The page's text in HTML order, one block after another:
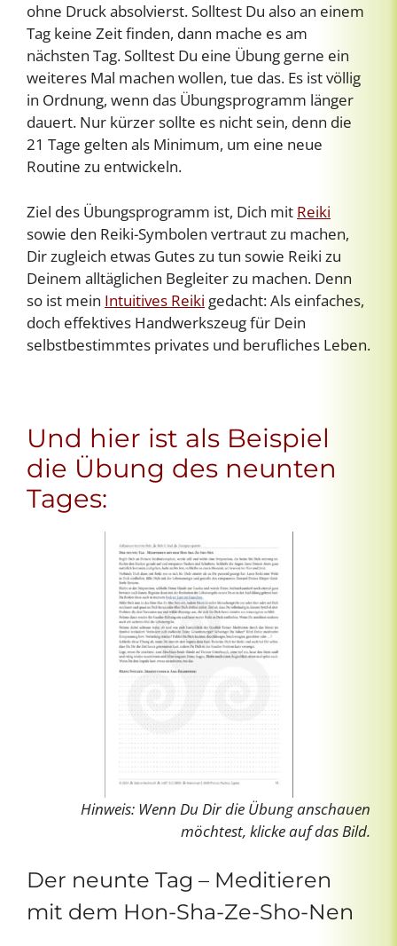
ohne Druck absolvierst. Solltest Du also an einem
Tag keine Zeit finden, dann mache es am
nächsten Tag. Solltest Du eine Übung gerne ein
weiteres Mal machen wollen, tue das. Es ist völlig
in Ordnung, wenn das Übungsprogramm länger
dauert. Nur kürzer sollte es nicht sein, denn die
21 Tage gelten als Minimum, um eine neue
Routine zu entwickeln.
Ziel des Übungsprogramm ist, Dich mit Reiki
sowie den Reiki-Symbolen vertraut zu machen,
Dir zugleich etwas Gutes zu tun sowie Reiki zu
Deinem alltäglichen Begleiter zu machen. Denn
so ist mein Intuitives Reiki gedacht: Als einfaches,
doch effektives Handwerkszeug für Dein
selbstbestimmtes privates und berufliches Leben.
Und hier ist als Beispiel
die Übung des neunten
Tages:
Hinweis: Wenn Du Dir die Übung anschauen
möchtest, klicke auf das Bild.
Der neunte Tag – Meditieren
mit dem Hon-Sha-Ze-Sho-Nen